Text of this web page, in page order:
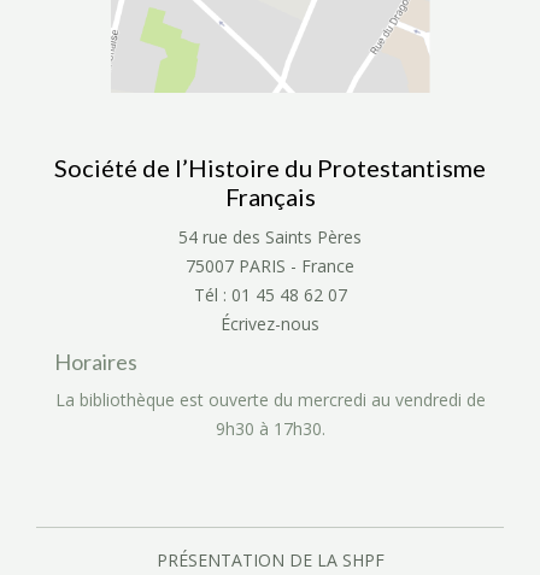
Société de l’Histoire du Protestantisme
Français
54 rue des Saints Pères
75007 PARIS - France
Tél : 01 45 48 62 07
Écrivez-nous
Horaires
La bibliothèque est ouverte du mercredi au vendredi de
9h30 à 17h30.
PRÉSENTATION DE LA SHPF